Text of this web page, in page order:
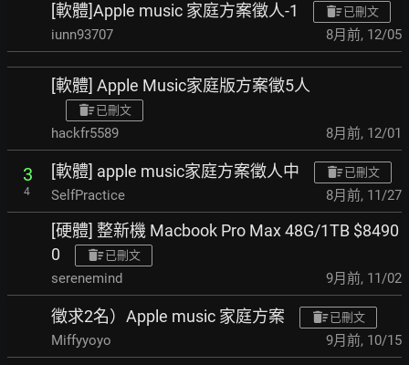
[軟體]Apple music 家庭方案徵人-1 已刪文
iunn93707 8月前, 12/05
[軟體] Apple Music家庭版方案徵5人
已刪文
hackfr5589 8月前, 12/01
3
4
[軟體] apple music家庭方案徵人中 已刪文
SelfPractice 8月前, 11/27
[硬體] 整新機 Macbook Pro Max 48G/1TB $8490
0
已刪文
serenemind 9月前, 11/02
徵求2名）Apple music 家庭方案 已刪文
Miffyyoyo 9月前, 10/15